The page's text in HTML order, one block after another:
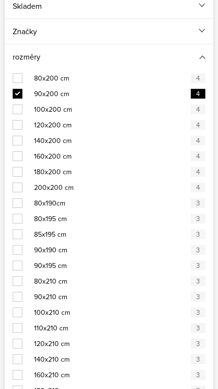
Skladem
Značky
rozměry
80x200 cm
4
90x200 cm
4
100x200 cm
4
120x200 cm
4
140x200 cm
4
160x200 cm
4
180x200 cm
4
200x200 cm
4
80x190cm
3
80x195 cm
3
85x195 cm
3
90x190 cm
3
90x195 cm
3
80x210 cm
3
90x210 cm
3
100x210 cm
3
110x210 cm
3
120x210 cm
3
140x210 cm
3
160x210 cm
3